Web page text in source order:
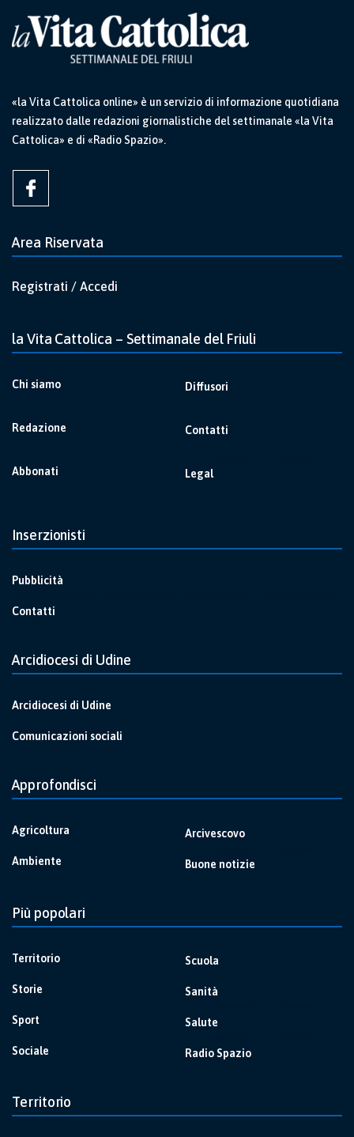
«la Vita Cattolica online» è un servizio di informazione quotidiana
realizzato dalle redazioni giornalistiche del settimanale «la Vita
Cattolica» e di «Radio Spazio».
Area Riservata
Registrati / Accedi
la Vita Cattolica – Settimanale del Friuli
Chi siamo
Redazione
Abbonati
Diffusori
Contatti
Legal
Inserzionisti
Pubblicità
Contatti
Arcidiocesi di Udine
Arcidiocesi di Udine
Comunicazioni sociali
Approfondisci
Agricoltura
Ambiente
Arcivescovo
Buone notizie
Più popolari
Territorio
Storie
Sport
Sociale
Scuola
Sanità
Salute
Radio Spazio
Territorio